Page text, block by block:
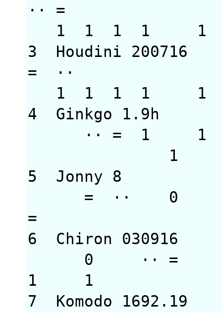
··
1 1 1
3 Houdini
=
1 1 1
4 Ginkgo 1.9h
·· = 1
1
5 Jonny 8
= ··
= 1
6 Chiron
0
1 1 1
7 Komodo